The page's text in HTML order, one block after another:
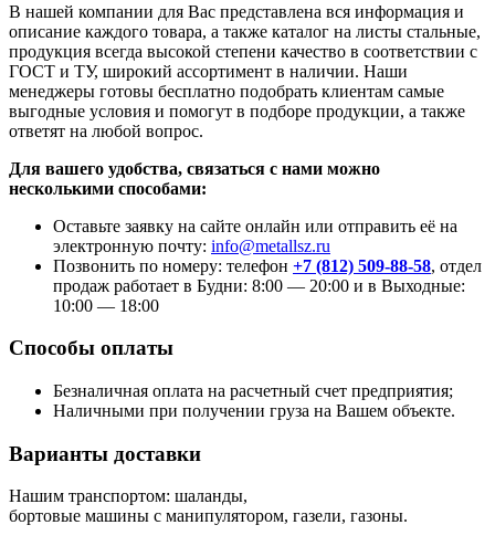
В нашей компании для Вас представлена вся информация и
описание каждого товара, а также каталог на листы стальные,
продукция всегда высокой степени качество в соответствии с
ГОСТ и ТУ, широкий ассортимент в наличии. Наши
менеджеры готовы бесплатно подобрать клиентам самые
выгодные условия и помогут в подборе продукции, а также
ответят на любой вопрос.
Для вашего удобства, связаться с нами можно
несколькими способами:
Оставьте заявку на сайте онлайн или отправить её на
электронную почту: info@metallsz.ru
Позвонить по номеру: телефон +7 (812) 509-88-58, отдел
продаж работает в Будни: 8:00 — 20:00 и в Выходные:
10:00 — 18:00
Способы оплаты
Безналичная оплата на расчетный счет предприятия;
Наличными при получении груза на Вашем объекте.
Варианты доставки
Нашим транспортом: шаланды,
бортовые машины с манипулятором, газели, газоны.